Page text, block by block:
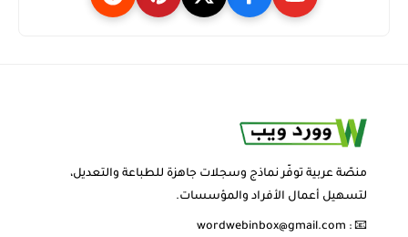
منصّة عربية توفّر نماذج وسجلات جاهزة للطباعة والتعديل،
لتسهيل أعمال الأفراد والمؤسسات.
📧 :
wordwebinbox@gmail.com